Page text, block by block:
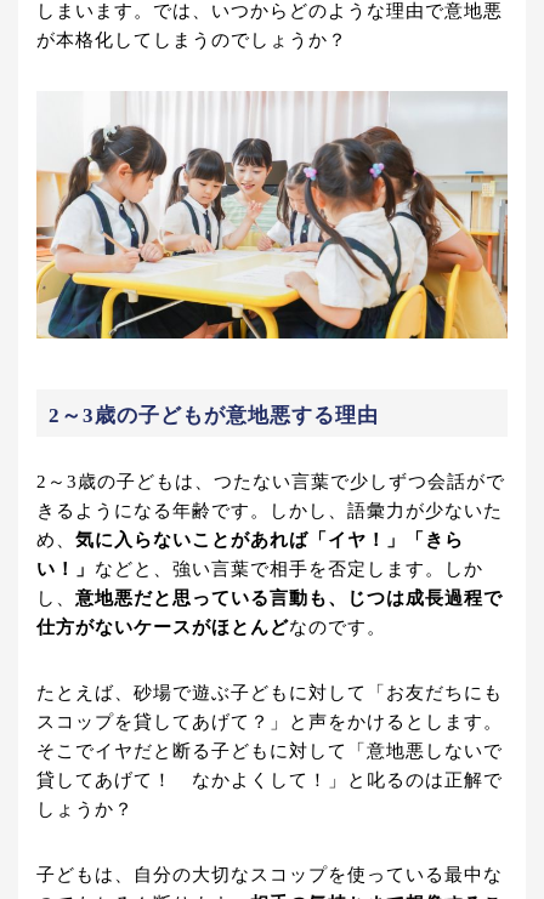
しまいます。では、いつからどのような理由で意地悪
が本格化してしまうのでしょうか？
2～3歳の子どもが意地悪する理由
2～3歳の子どもは、つたない言葉で少しずつ会話がで
きるようになる年齢です。しかし、語彙力が少ないた
め、 気に入らないことがあれば「イヤ！」「きら
い！」 などと、強い言葉で相手を否定します。しか
し、 意地悪だと思っている言動も、じつは成長過程で
仕方がないケースがほとんどなのです。
たとえば、砂場で遊ぶ子どもに対して「お友だちにも
スコップを貸してあげて？」と声をかけるとします。
そこでイヤだと断る子どもに対して「意地悪しないで
貸してあげて！ なかよくして！」と叱るのは正解で
しょうか？
子どもは、自分の大切なスコップを使っている最中な